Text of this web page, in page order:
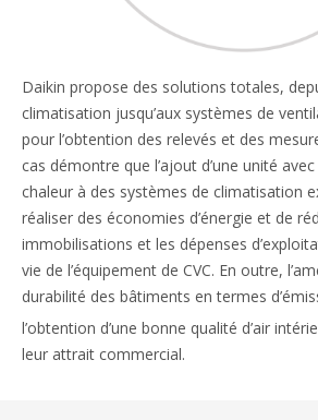
Daikin propose des solutions totales,
climatisation jusqu’aux systèmes de
pour l’obtention des relevés et des
cas démontre que l’ajout d’une unité
chaleur à des systèmes de climatisation
réaliser des économies d’énergie et de
immobilisations et les dépenses
vie de l’équipement de CVC. En outre,
durabilité des bâtiments en termes
l’obtention d’une bonne qualité d’air
leur attrait commercial.